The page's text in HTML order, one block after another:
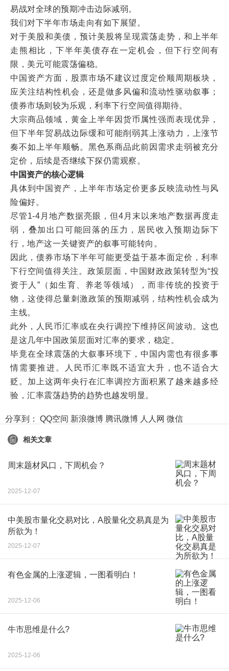
易战对全球的预期冲击边际减弱。
我们对下半年市场走向有如下展望。
对于美股和美债，预计美股将呈现震荡走势，和上半年
走熊相比，下半年美债存在一定机会，但下行空间有
限，美元可能震荡偏稳。
中国资产方面，股票市场不建议过度定价顺周期板块，
应关注结构性机会，还是做多风偏和流动性驱动叙事；
债券市场则较为乐观，利率下行空间值得期待。
大宗商品领域，黄金上半年因货币属性强而表现优异，
但下半年贸易战边际缓和可能削弱其上涨动力，上涨节
奏不如上半年顺畅。黑色系商品此前因需求走弱被充分
定价，后续是否继续下探仍需观察。
中国资产的核心逻辑
具体到中国资产，上半年市场定价更多反映流动性与风
险偏好。
尽管1-4月地产数据亮眼，但4月末以来地产数据再度走
弱，叠加出口可能回落的压力，居民收入预期边际下
行，地产这一关键资产的叙事可能转向。
因此，债券市场下半年可能更受益于基本面定价，利率
下行空间值得关注。政策层面，中国财政政策转型为“投
资于人”（如生育、养老等领域），而非传统的投资于
物，这使得总量刺激政策的预期减弱，结构性机会成为
主线。
此外，人民币汇率或在央行调控下维持区间波动。这也
是这几年中国政策层面对汇率的要求，稳定。
毕竟在全球震荡的大叙事环境下，中国内需也有很多事
情需要推进。人民币汇率既不适宜大升，也不适合大
贬。加上这两年央行在汇率调控方面积累了越来越多经
验，汇率震荡趋势的趋势也越发明显。
分享到： QQ空间 新浪微博 腾讯微博 人人网 微信
相关文章
周末题材风口，下周机会？
2025-12-07
中美股市量化交易对比，A股量化交易真是为
所欲为！
2025-12-07
有色金属的上涨逻辑，一图看明白！
2025-12-06
牛市思维是什么?
2025-12-06